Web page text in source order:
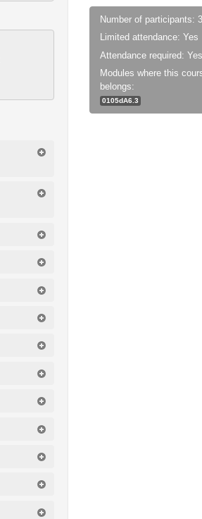
Number of participants:
Limited attendance: Yes
Attendance required: Yes
Modules where this
belongs:
0105dA6.3